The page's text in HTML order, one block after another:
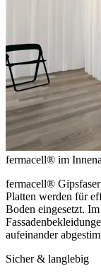
fermacell® im
fermacell®
Platten werden für
Boden eingesetzt.
aufeinander
Sicher & langlebig